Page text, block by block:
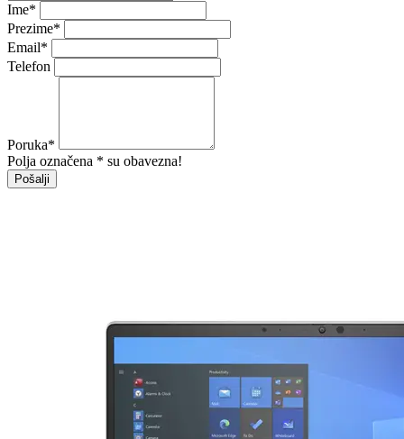
Ime*
Prezime*
Email*
Telefon
Poruka*
Polja označena * su obavezna!
Pošalji